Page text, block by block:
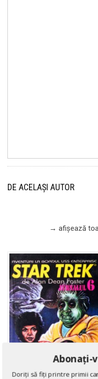
DE ACELAȘI AUTOR
→ afișează
Abonați-
Doriți să fiți printre primii